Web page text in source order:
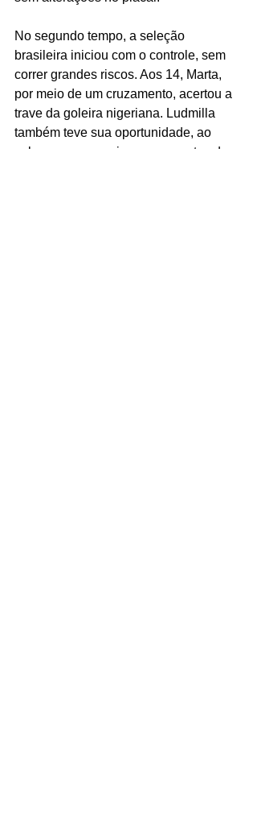
No segundo tempo, a seleção
brasileira iniciou com o controle, sem
correr grandes riscos. Aos 14, Marta,
por meio de um cruzamento, acertou a
trave da goleira nigeriana. Ludmilla
também teve sua oportunidade, ao
cabecear com perigo, pouco antes de